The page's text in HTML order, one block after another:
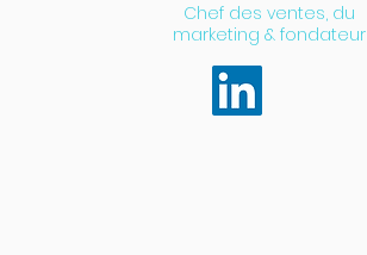
Chef des ventes, du
marketing & fondateur